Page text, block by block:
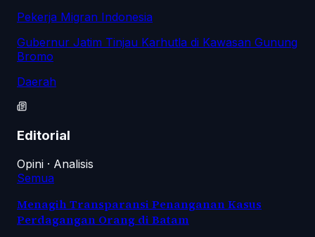
Pekerja Migran Indonesia
Gubernur Jatim Tinjau Karhutla di Kawasan Gunung
Bromo
Daerah
Editorial
Opini · Analisis
Semua
Menagih Transparansi Penanganan Kasus
Perdagangan Orang di Batam